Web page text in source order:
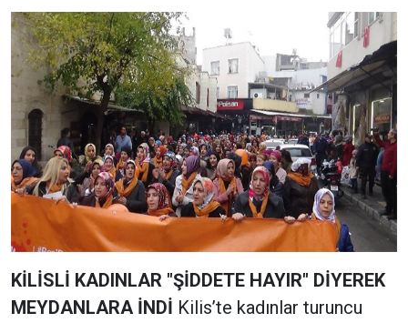
KİLİSLİ KADINLAR "ŞİDDETE HAYIR" DİYEREK
MEYDANLARA İNDİ Kilis’te kadınlar turuncu